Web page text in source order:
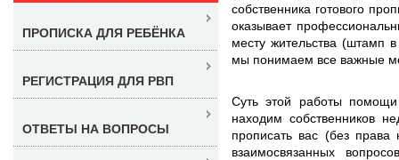
собственника готового
оказывает
месту жительства (штамп
мы понимаем все важные
Суть этой работы
находим собственников
прописать вас (без
взаимосвязанных
ПРОПИСКА ДЛЯ РЕБЁНКА
РЕГИСТРАЦИЯ ДЛЯ РВП
ОТВЕТЫ НА ВОПРОСЫ